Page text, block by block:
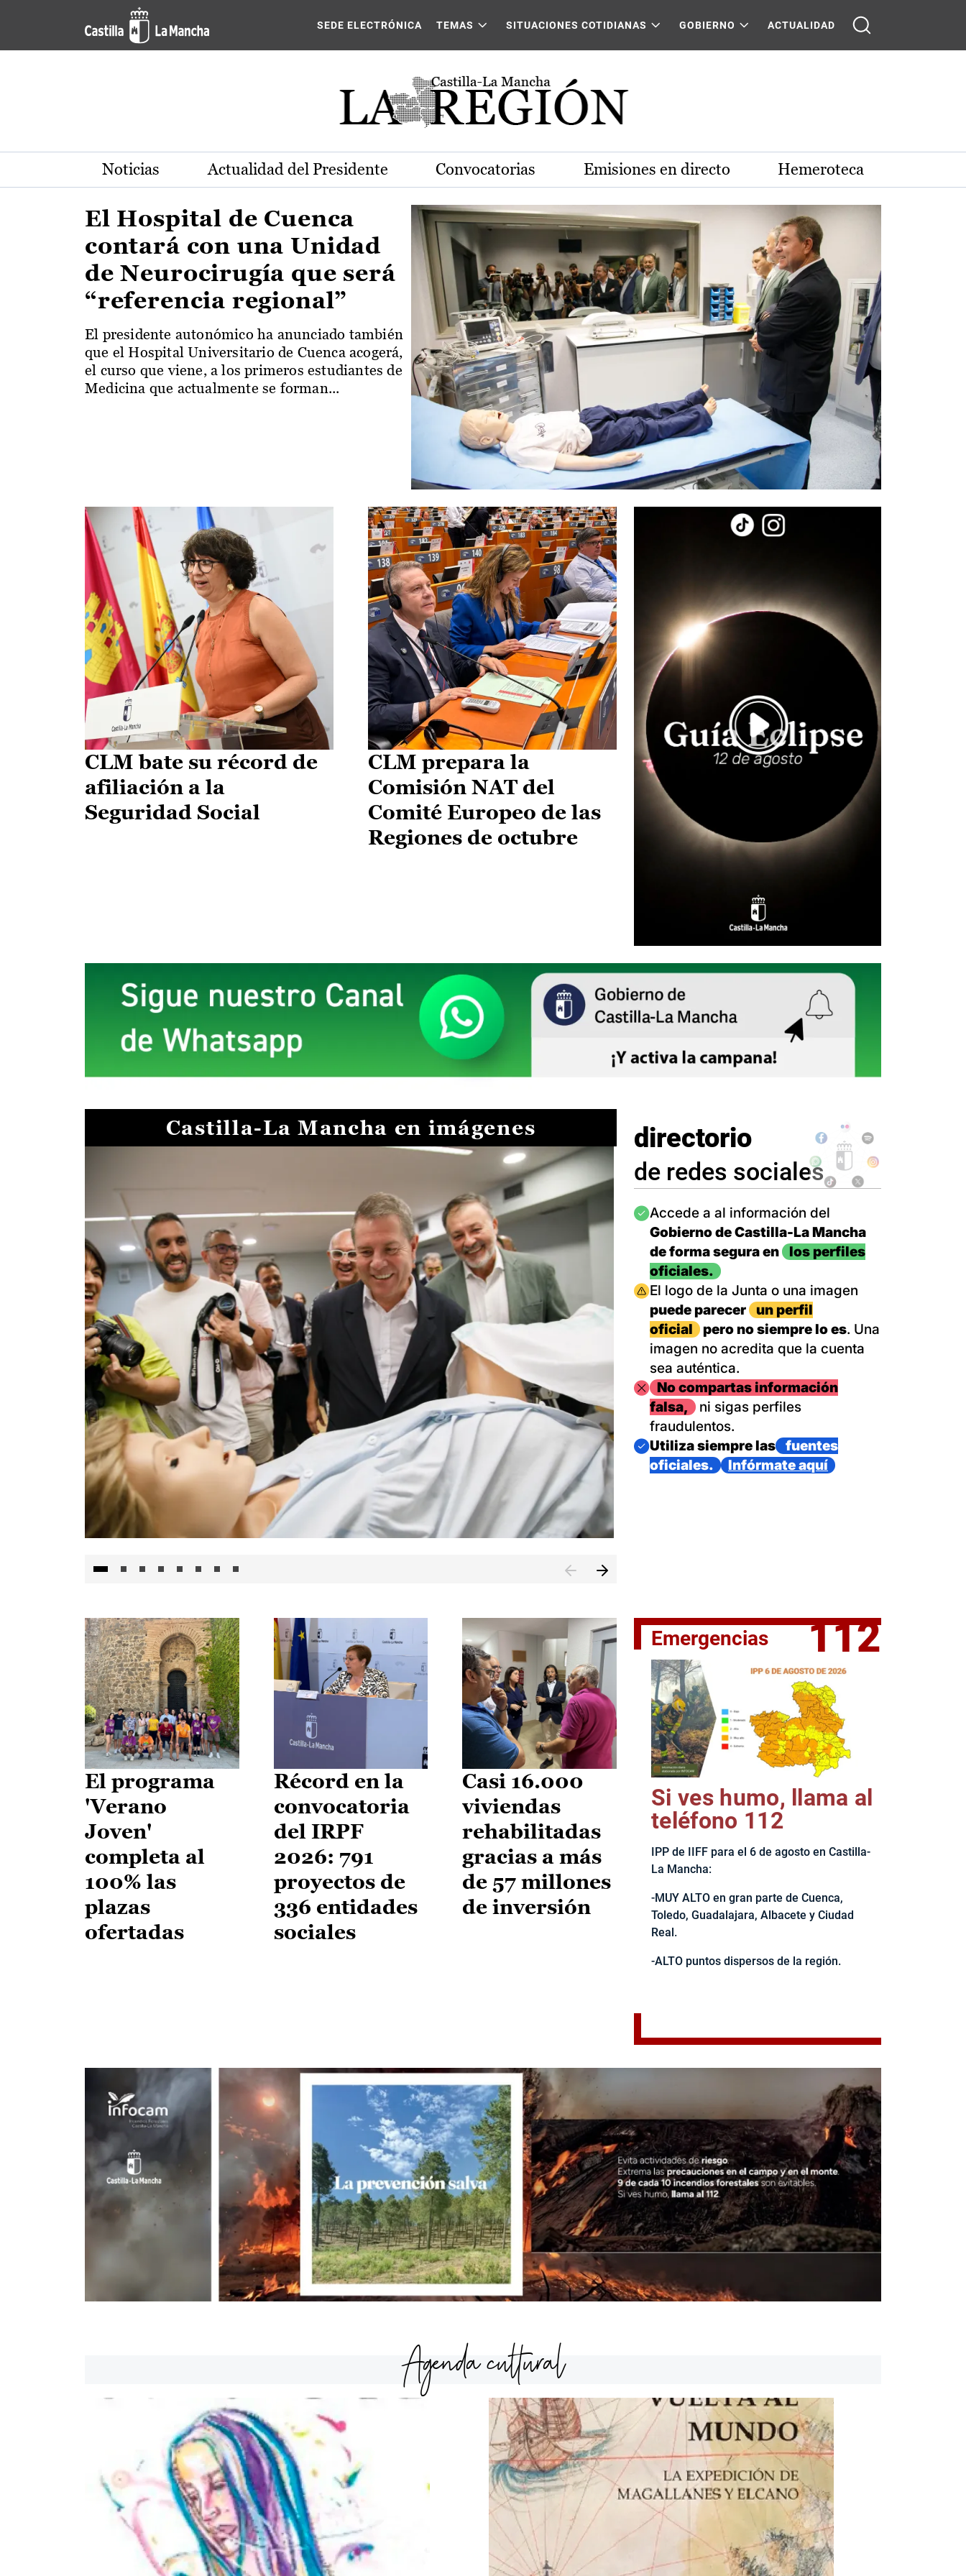
Pasar al contenido principal
Actualidad de la región de Castilla-La Mancha
SEDE ELECTRÓNICA TEMAS SITUACIONES COTIDIANAS GOBIERNO ACTUALIDAD
Noticias Actualidad del Presidente Convocatorias Emisiones en directo Hemeroteca
El Hospital de Cuenca
contará con una Unidad
de Neurocirugía que será
“referencia regional”
El presidente autonómico ha anunciado también
que el Hospital Universitario de Cuenca acogerá,
el curso que viene, a los primeros estudiantes de
Medicina que actualmente se forman...
CLM bate su récord de
afiliación a la
Seguridad Social
CLM prepara la
Comisión NAT del
Comité Europeo de las
Regiones de octubre
Castilla-La Mancha en imágenes
El jefe del Ejecutivo castellanomanchego, Emiliano García-
directorio
de redes sociales
Imagen
Accede a al información del
Gobierno de Castilla-La Mancha
de forma segura en
los perfiles
oficiales.
Imagen
El logo de la Junta o una imagen
puede parecer
un perfil
oficial
pero no siempre lo es. Una
imagen no acredita que la cuenta
sea auténtica.
ImagenNo compartas información
falsa,
ni sigas perfiles
fraudulentos.
Imagen
Utiliza siempre las
fuentes
oficiales.
Infórmate aquí
El programa
'Verano
Joven'
completa al
100% las
plazas
ofertadas
Récord en la
convocatoria
del IRPF
2026: 791
proyectos de
336 entidades
sociales
Casi 16.000
viviendas
rehabilitadas
gracias a más
de 57 millones
de inversión
Emergencias 112
Si ves humo, llama al
teléfono 112
IPP de IIFF para el 6 de agosto en Castilla-
La Mancha:
-MUY ALTO en gran parte de Cuenca,
Toledo, Guadalajara, Albacete y Ciudad
Real.
-ALTO puntos dispersos de la región.
Agenda cultural